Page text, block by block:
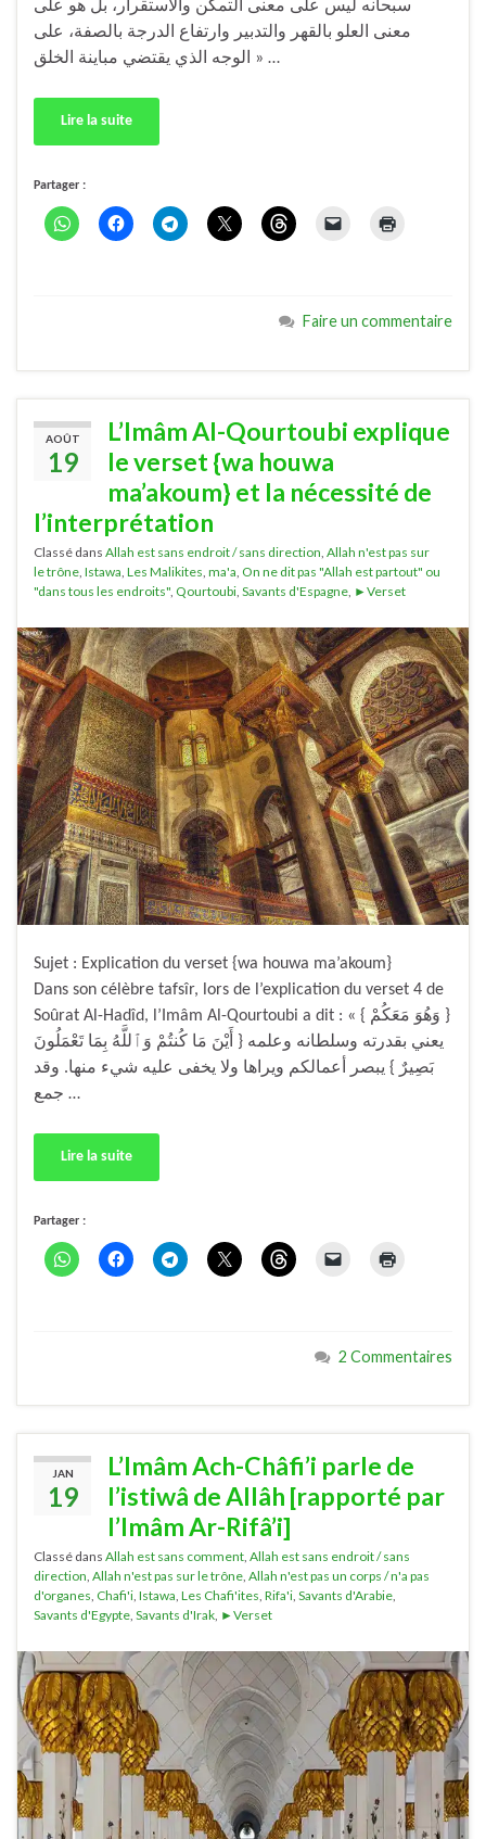
سبحانه ليس على معنى التمكن والاستقرار، بل هو على
معنى العلو بالقهر والتدبير وارتفاع الدرجة بالصفة، على
الوجه الذي يقتضي مباينة الخلق » …
Lire la suite
Partager :
Faire un commentaire
AOÛT
19
L’Imâm Al-Qourtoubi explique
le verset {wa houwa
ma’akoum} et la nécessité de
l’interprétation
Classé dans Allah est sans endroit / sans direction Allah n'est pas sur
le trône Istawa Les Malikites ma'a On ne dit pas "Allah est partout" ou
"dans tous les endroits" Qourtoubi Savants d'Espagne ►Verset
Sujet : Explication du verset {wa houwa ma’akoum}
Dans son célèbre tafsîr, lors de l’explication du verset 4 de
Soûrat Al-Hadîd, l’Imâm Al-Qourtoubi a dit : « { وَهُوَ مَعَكُمْ }
يعني بقدرته وسلطانه وعلمه { أَيْنَ مَا كُنتُمْ وَٱللَّهُ بِمَا تَعْمَلُونَ
بَصِيرٌ } يبصر أعمالكم ويراها ولا يخفى عليه شيء منها. وقد
جمع …
Lire la suite
Partager :
2 Commentaires
JAN
19
L’Imâm Ach-Châfi’i parle de
l’istiwâ de Allâh [rapporté par
l’Imâm Ar-Rifâ’i]
Classé dans Allah est sans comment, Allah est sans endroit / sans
direction, Allah n'est pas sur le trône, Allah n'est pas un corps / n'a pas
d'organes, Chafi'i, Istawa, Les Chafi'ites, Rifa'i, Savants d'Arabie,
Savants d'Egypte, Savants d'Irak, ►Verset